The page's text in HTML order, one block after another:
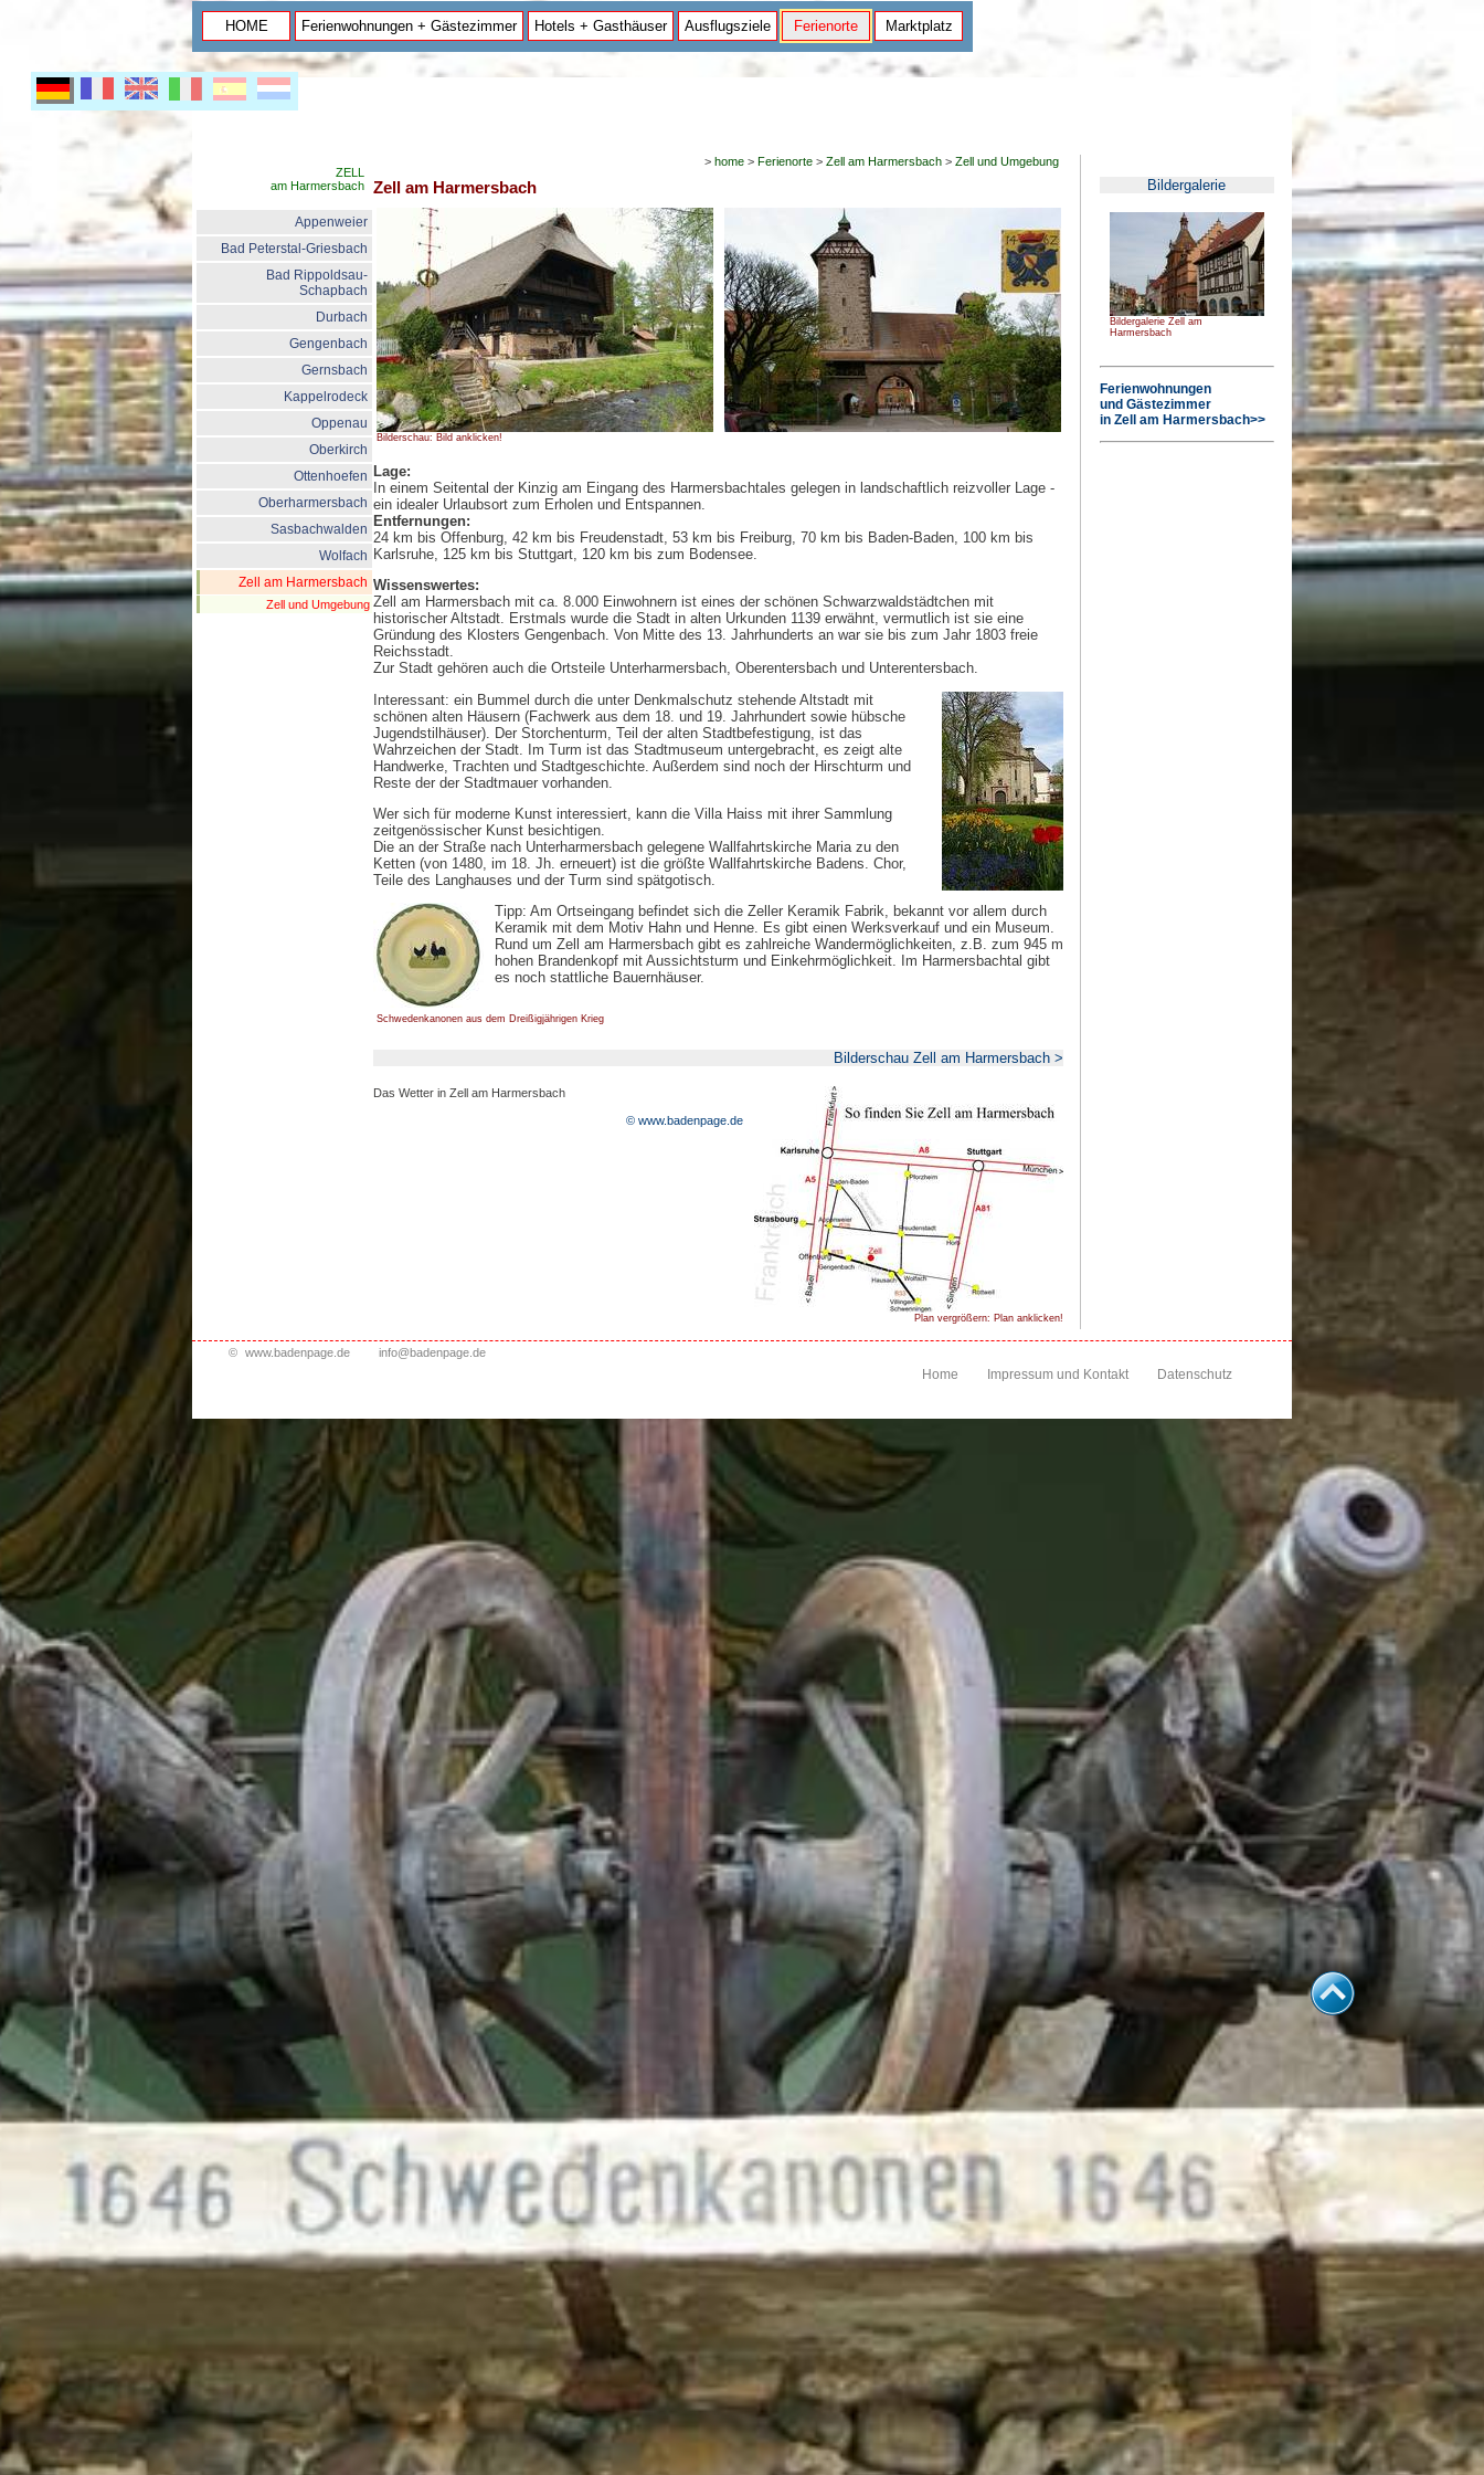
HOME Ferienwohnungen + Gästezimmer Hotels + Gasthäuser Ausflugsziele Ferienorte Marktplatz
ZELL
am Harmersbach
Appenweier
Bad Peterstal-Griesbach
Bad Rippoldsau-
Schapbach
Durbach
Gengenbach
Gernsbach
Kappelrodeck
Oppenau
Oberkirch
Ottenhoefen
Oberharmersbach
Sasbachwalden
Wolfach
Zell am Harmersbach
Zell und Umgebung
> home> Ferienorte> Zell am Harmersbach> Zell und Umgebung
Zell am Harmersbach
Bilderschau: Bild anklicken!
Lage:
In einem Seitental der Kinzig am Eingang des Harmersbachtales gelegen in landschaftlich reizvoller Lage -
ein idealer Urlaubsort zum Erholen und Entspannen.
Entfernungen:
24 km bis Offenburg, 42 km bis Freudenstadt, 53 km bis Freiburg, 70 km bis Baden-Baden, 100 km bis
Karlsruhe, 125 km bis Stuttgart, 120 km bis zum Bodensee.
Wissenswertes:
Zell am Harmersbach mit ca. 8.000 Einwohnern ist eines der schönen Schwarzwaldstädtchen mit
historischer Altstadt. Erstmals wurde die Stadt in alten Urkunden 1139 erwähnt, vermutlich ist sie eine
Gründung des Klosters Gengenbach. Von Mitte des 13. Jahrhunderts an war sie bis zum Jahr 1803 freie
Reichsstadt.
Zur Stadt gehören auch die Ortsteile Unterharmersbach, Oberentersbach und Unterentersbach.
Interessant: ein Bummel durch die unter Denkmalschutz stehende Altstadt mit
schönen alten Häusern (Fachwerk aus dem 18. und 19. Jahrhundert sowie hübsche
Jugendstilhäuser). Der Storchenturm, Teil der alten Stadtbefestigung, ist das
Wahrzeichen der Stadt. Im Turm ist das Stadtmuseum untergebracht, es zeigt alte
Handwerke, Trachten und Stadtgeschichte. Außerdem sind noch der Hirschturm und
Reste der der Stadtmauer vorhanden.
Wer sich für moderne Kunst interessiert, kann die Villa Haiss mit ihrer Sammlung
zeitgenössischer Kunst besichtigen.
Die an der Straße nach Unterharmersbach gelegene Wallfahrtskirche Maria zu den
Ketten (von 1480, im 18. Jh. erneuert) ist die größte Wallfahrtskirche Badens. Chor,
Teile des Langhauses und der Turm sind spätgotisch.
Tipp: Am Ortseingang befindet sich die Zeller Keramik Fabrik, bekannt vor allem durch
Keramik mit dem Motiv Hahn und Henne. Es gibt einen Werksverkauf und ein Museum.
Rund um Zell am Harmersbach gibt es zahlreiche Wandermöglichkeiten, z.B. zum 945 m
hohen Brandenkopf mit Aussichtsturm und Einkehrmöglichkeit. Im Harmersbachtal gibt
es noch stattliche Bauernhäuser.
Schwedenkanonen aus dem Dreißigjährigen Krieg
Bilderschau Zell am Harmersbach >
Plan vergrößern: Plan anklicken!
Das Wetter in Zell am Harmersbach
© www.badenpage.de
Bildergalerie
Bildergalerie Zell am
Harmersbach
Ferienwohnungen
und Gästezimmer
in Zell am Harmersbach>>
© www.badenpage.de info@badenpage.de
Home Impressum und Kontakt Datenschutz